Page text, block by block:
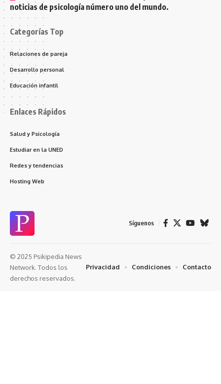
noticias de psicología número uno del mundo.
Categorías Top
Relaciones de pareja
Desarrollo personal
Educación infantil
Enlaces Rápidos
Salud y Psicología
Estudiar en la UNED
Redes y tendencias
Hosting Web
Síguenos
© 2025 Psikipedia News
Network. Todos los
derechos reservados.
Privacidad Condiciones Contacto